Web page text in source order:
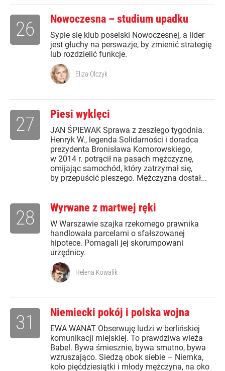
Nowoczesna – studium upadku
Sypie się klub poselski Nowoczesnej, a lider
jest głuchy na perswazje, by zmienić strategię
lub rozdzielić funkcje.
26
Eliza Olczyk
Piesi wyklęci
JAN ŚPIEWAK Sprawa z zeszłego tygodnia.
Henryk W., legenda Solidarności i doradca
prezydenta Bronisława Komorowskiego,
w 2014 r. potrącił na pasach mężczyznę,
omijając samochód, który zatrzymał się,
by przepuścić pieszego. Mężczyzna dostał...
27
Wyrwane z martwej ręki
W Warszawie szajka rzekomego prawnika
handlowała parcelami o sfałszowanej
hipotece. Pomagali jej skorumpowani
urzędnicy.
28
Helena Kowalik
Niemiecki pokój i polska wojna
EWA WANAT Obserwuję ludzi w berlińskiej
komunikacji miejskiej. To prawdziwa wieża
Babel. Bywa śmiesznie, bywa smutno, bywa
wzruszająco. Siedzą obok siebie – Niemka,
koło pięćdziesiątki i młody mężczyna, na oko
31